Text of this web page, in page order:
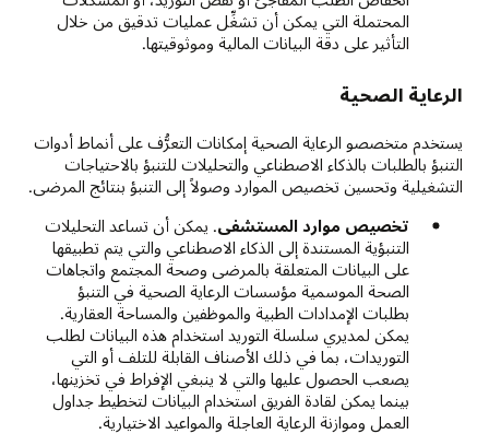
المحتملة التي يمكن أن تشغِّل عمليات تدقيق من خلال
التأثير على دقة البيانات المالية وموثوقيتها.
الرعاية الصحية
يستخدم متخصصو الرعاية الصحية إمكانات التعرُّف على أنماط أدوات
التنبؤ بالطلبات بالذكاء الاصطناعي والتحليلات للتنبؤ بالاحتياجات
التشغيلية وتحسين تخصيص الموارد وصولاً إلى التنبؤ بنتائج المرضى.
تخصيص موارد المستشفى. يمكن أن تساعد التحليلات
التنبؤية المستندة إلى الذكاء الاصطناعي والتي يتم تطبيقها
على البيانات المتعلقة بالمرضى وصحة المجتمع واتجاهات
الصحة الموسمية مؤسسات الرعاية الصحية في التنبؤ
بطلبات الإمدادات الطبية والموظفين والمساحة العقارية.
يمكن لمديري سلسلة التوريد استخدام هذه البيانات لطلب
التوريدات، بما في ذلك الأصناف القابلة للتلف أو التي
يصعب الحصول عليها والتي لا ينبغي الإفراط في تخزينها،
بينما يمكن لقادة الفريق استخدام البيانات لتخطيط جداول
العمل وموازنة الرعاية العاجلة والمواعيد الاختيارية.